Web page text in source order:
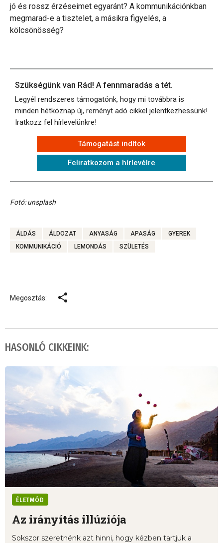
jó és rossz érzéseimet egyaránt? A kommunikációnkban
megmarad-e a tisztelet, a másikra figyelés, a
kölcsönösség?
Szükségünk van Rád! A fennmaradás a tét.
Legyél rendszeres támogatónk, hogy mi továbbra is
minden hétköznap új, reményt adó cikkel jelentkezhessünk!
Iratkozz fel hírlevelünkre!
Támogatást indítok
Feliratkozom a hírlevélre
Fotó: unsplash
ÁLDÁS ÁLDOZAT ANYASÁG APASÁG
GYEREK
KOMMUNIKÁCIÓ
LEMONDÁS SZÜLETÉS
Megosztás:
HASONLÓ CIKKEINK:
ÉLETMÓD
Az irányítás illúziója
Sokszor szeretnénk azt hinni, hogy kézben tartjuk a